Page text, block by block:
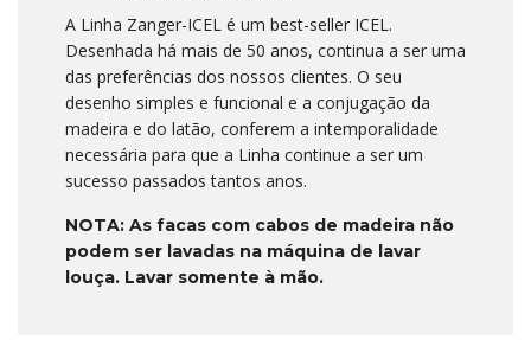
A Linha Zanger-ICEL é um best-seller ICEL.
Desenhada há mais de 50 anos, continua a ser uma
das preferências dos nossos clientes. O seu
desenho simples e funcional e a conjugação da
madeira e do latão, conferem a intemporalidade
necessária para que a Linha continue a ser um
sucesso passados tantos anos.
NOTA: As facas com cabos de madeira não
podem ser lavadas na máquina de lavar
louça. Lavar somente à mão.